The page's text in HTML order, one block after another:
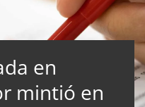
en
mintió en